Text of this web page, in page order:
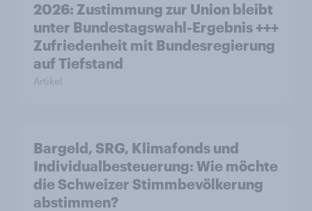
2026: Zustimmung zur Union bleibt
unter Bundestagswahl-Ergebnis +++
Zufriedenheit mit Bundesregierung
auf Tiefstand
Artikel
Bargeld, SRG, Klimafonds und
Individualbesteuerung: Wie möchte
die Schweizer Stimmbevölkerung
abstimmen?